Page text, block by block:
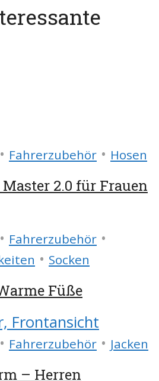
• Fahrerzubehör • Hosen
2.0 für Frauen
• Fahrerzubehör •
• Socken
Füße
• Fahrerzubehör • Jacken
– Herren